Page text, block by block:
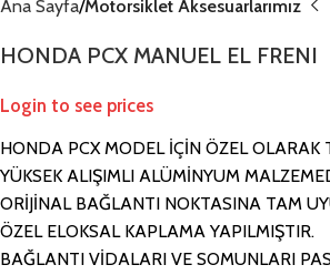
Ana Sayfa Motorsiklet Aksesuarlarımız
HONDA PCX MANUEL EL FRENI
Login to see prices
HONDA PCX MODEL İÇİN ÖZEL OLARAK
YÜKSEK ALIŞIMLI ALÜMİNYUM
ORİJİNAL BAĞLANTI NOKTASINA TAM
ÖZEL ELOKSAL KAPLAMA YAPILMIŞTIR.
BAĞLANTI VİDALARI VE SOMUNLARI